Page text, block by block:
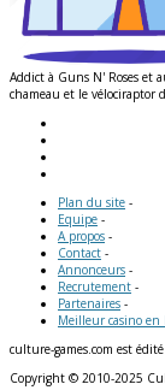
Addict à Guns N' Roses et
chameau et le vélociraptor
Plan du site -
Equipe -
A propos -
Contact -
Annonceurs -
Recrutement -
Partenaires -
Meilleur casino en
culture-games.com est
Copyright © 2010-2025